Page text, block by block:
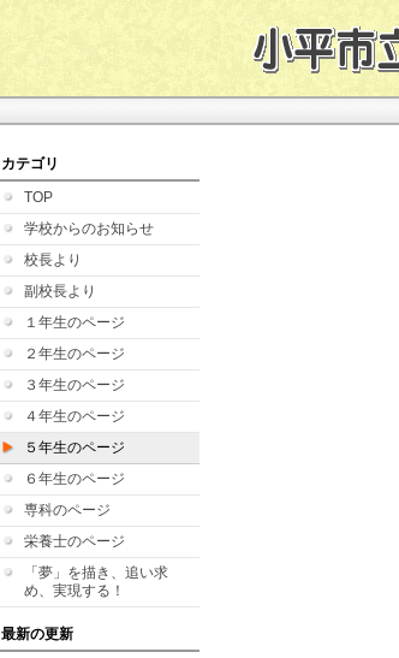
カテゴリ
TOP
学校からのお知らせ
校長より
副校長より
１年生のページ
２年生のページ
３年生のページ
４年生のページ
５年生のページ
６年生のページ
専科のページ
栄養士のページ
「夢」を描き、追い求
め、実現する！
最新の更新